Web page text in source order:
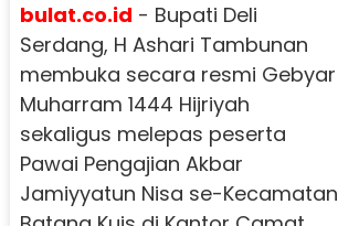
bulat.co.id - Bupati Deli
Serdang, H Ashari Tambunan
membuka secara resmi Gebyar
Muharram 1444 Hijriyah
sekaligus melepas peserta
Pawai Pengajian Akbar
Jamiyyatun Nisa se-Kecamatan